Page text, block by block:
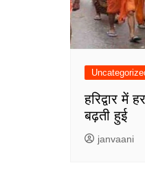
हरिद्वार में
बढ़ती हुई
janvaani